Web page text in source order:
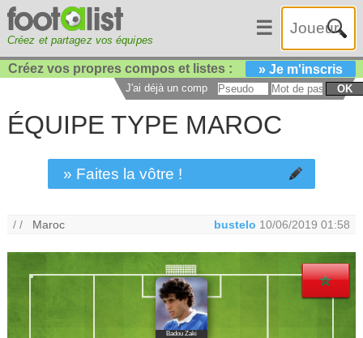
Créez et partagez vos équipes
☰
Créez vos propres compos et listes : » Je m'inscris
J'ai déjà un compte : OK
ÉQUIPE TYPE MAROC
» Faites la vôtre !
/ / Maroc bustelo 10/06/2019 01:58
Badou Zaki